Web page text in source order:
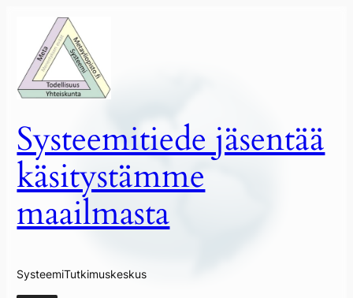
sisältöön
Systeemitiede jäsentää
käsitystämme
maailmasta
SysteemiTutkimuskeskus